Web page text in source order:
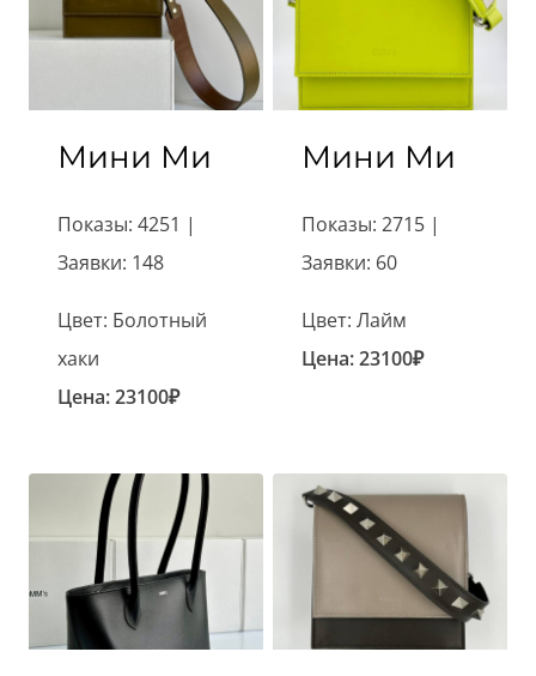
Мини Ми
Показы: 4251 |
Заявки: 148
Цвет: Болотный
хаки
Цена:23100₽
Мини Ми
Показы: 2715 |
Заявки: 60
Цвет: Лайм
Цена:23100₽